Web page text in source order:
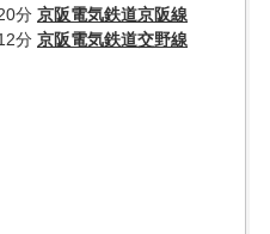
分 京阪電気鉄道京阪線
分 京阪電気鉄道交野線